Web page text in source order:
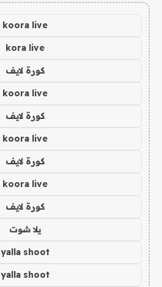
koora live
kora live
كورة لايف
koora live
كورة لايف
koora live
كورة لايف
koora live
كورة لايف
يلا شوت
yalla shoot
yalla shoot